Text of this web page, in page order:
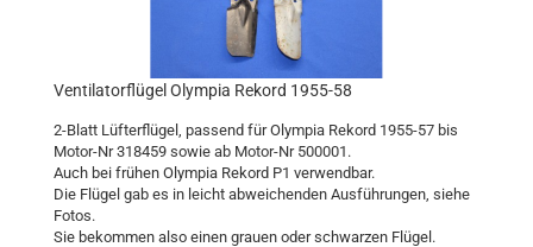
Ventilatorflügel Olympia Rekord 1955-58
2-Blatt Lüfterflügel, passend für Olympia Rekord 1955-57 bis
Motor-Nr 318459 sowie ab Motor-Nr 500001.
Auch bei frühen Olympia Rekord P1 verwendbar.
Die Flügel gab es in leicht abweichenden Ausführungen, siehe
Fotos.
Sie bekommen also einen grauen oder schwarzen Flügel.